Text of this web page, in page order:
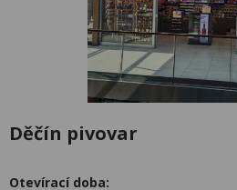
Děčín pivovar
Otevírací doba: